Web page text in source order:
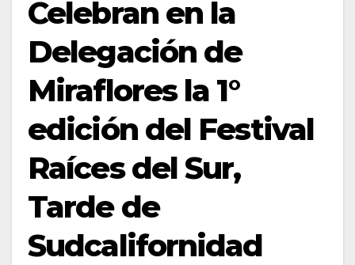
Celebran en la
Delegación de
Miraflores la 1°
edición del Festival
Raíces del Sur,
Tarde de
Sudcalifornidad